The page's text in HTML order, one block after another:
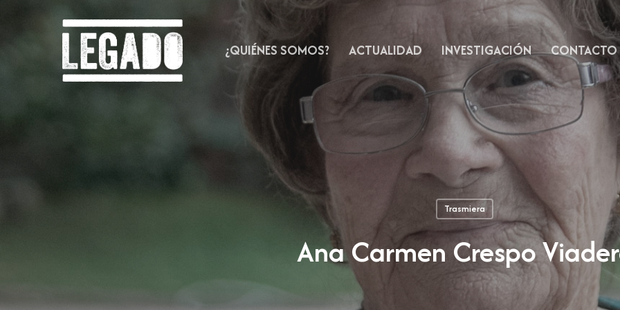
¿QUIÉNES SOMOS? ACTUALIDAD INVESTIGACIÓN CONTACTO
Trasmiera
Ana Carmen Crespo